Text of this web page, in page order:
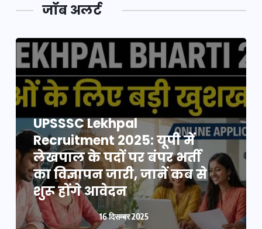
जॉब अलर्ट
UPSSSC Lekhpal
Recruitment 2025: यूपी में
लेखपाल के पदों पर बंपर भर्ती
का विज्ञापन जारी, जानें कब से
शुरू होंगे आवेदन
16 दिसम्बर 2025